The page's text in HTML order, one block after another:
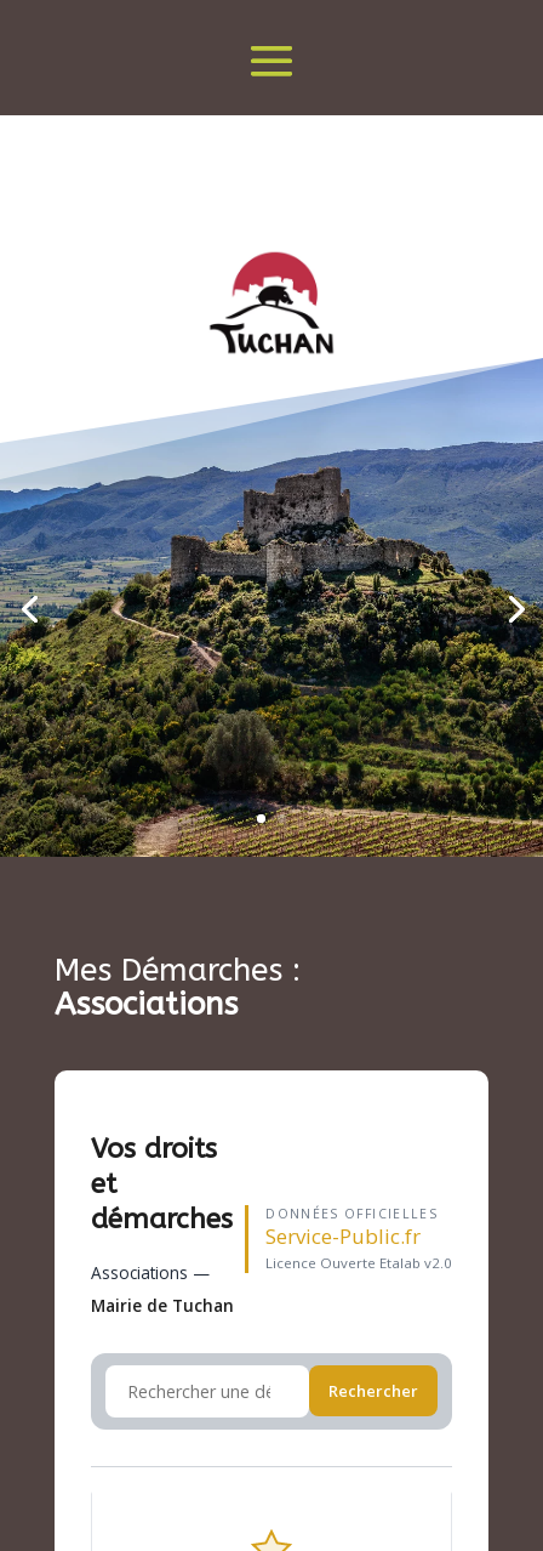
Mes Démarches :
Associations
Vos droits
et
démarches
Associations —
Mairie de Tuchan
DONNÉES OFFICIELLES
Service-Public.fr
Licence Ouverte Etalab v2.0
Rechercher